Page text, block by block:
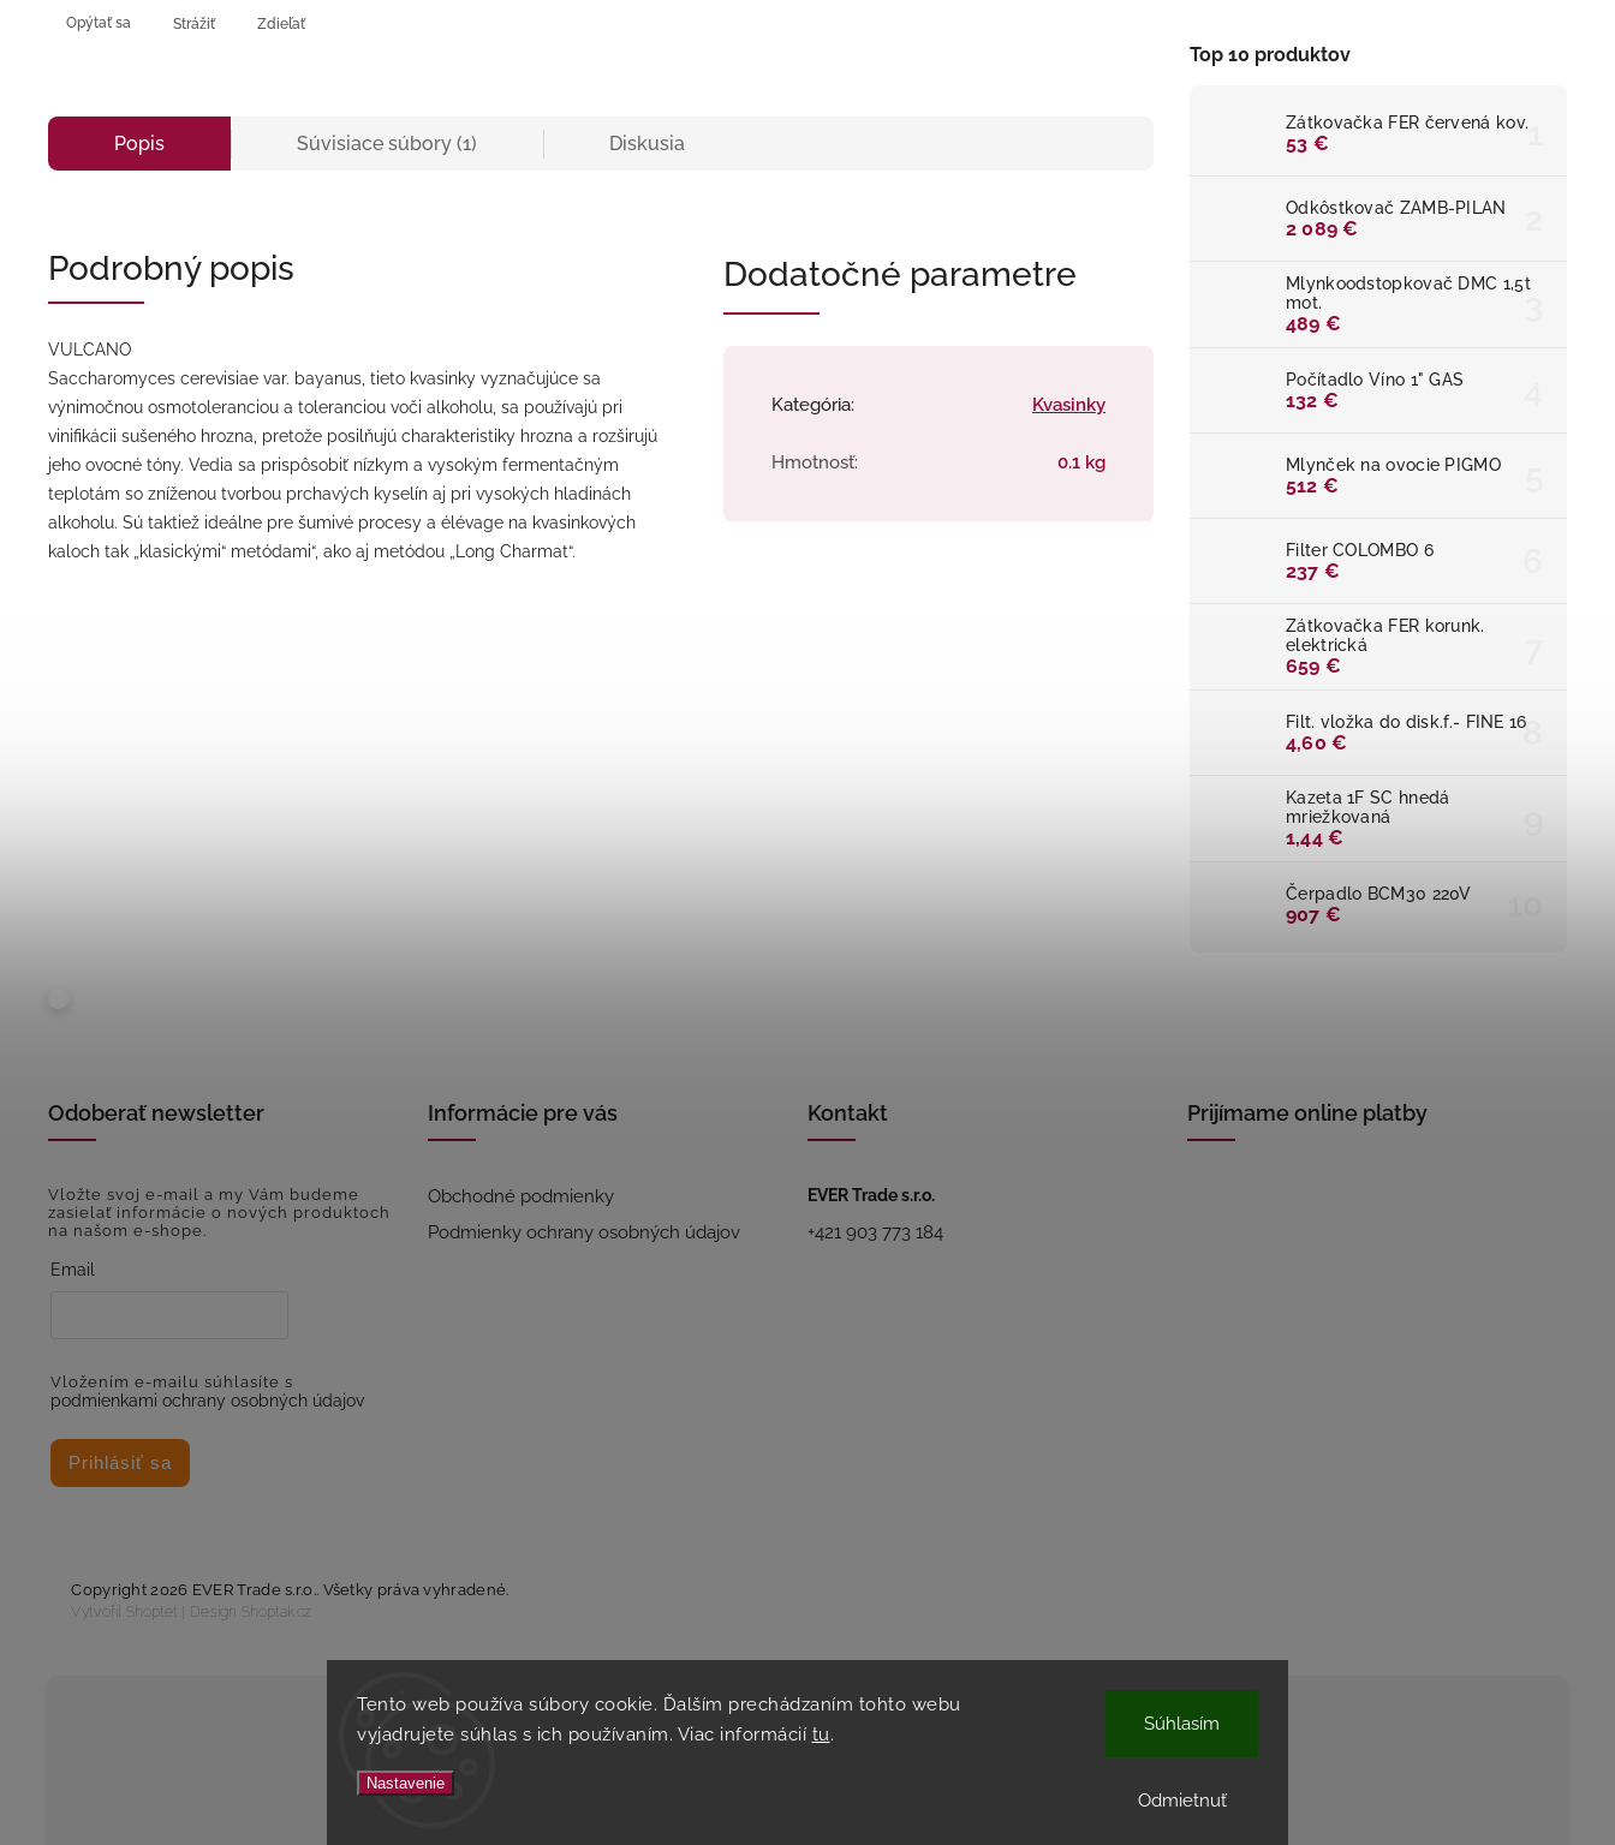
Tento web používa súbory cookie. Ďalším prechádzaním tohto webu
vyjadrujete súhlas s ich používaním. Viac informácií tu.
Nastavenie
Odmietnuť
Súhlasím
Top 10 produktov
Zátkovačka FER červená kov.
53 €
Odkôstkovač ZAMB-PILAN
2 089 €
Mlynkoodstopkovač DMC 1,5t
mot.
489 €
Počítadlo Víno 1" GAS
132 €
Mlynček na ovocie PIGMO
512 €
Filter COLOMBO 6
237 €
Zátkovačka FER korunk.
elektrická
659 €
Filt. vložka do disk.f.- FINE 16
4,60 €
Kazeta 1F SC hnedá
mriežkovaná
1,44 €
Čerpadlo BCM30 220V
907 €
Opýtať sa Strážiť Zdieľať
Popis Súvisiace súbory (1) Diskusia
Podrobný popis
VULCANO
Saccharomyces cerevisiae var. bayanus, tieto kvasinky vyznačujúce sa
výnimočnou osmotoleranciou a toleranciou voči alkoholu, sa používajú pri
vinifikácii sušeného hrozna, pretože posilňujú charakteristiky hrozna a rozširujú
jeho ovocné tóny. Vedia sa prispôsobiť nízkym a vysokým fermentačným
teplotám so zníženou tvorbou prchavých kyselín aj pri vysokých hladinách
alkoholu. Sú taktiež ideálne pre šumivé procesy a élévage na kvasinkových
kaloch tak „klasickými“ metódami“, ako aj metódou „Long Charmat“.
Dodatočné parametre
Kategória: Kvasinky
Hmotnosť: 0.1 kg
Odoberať newsletter
Vložte svoj e-mail a my Vám budeme
zasielať informácie o nových produktoch
na našom e-shope.
Email
Vložením e-mailu súhlasíte s
podmienkami ochrany osobných údajov
Prihlásiť sa
Informácie pre vás
Obchodné podmienky
Podmienky ochrany osobných údajov
Kontakt
EVER Trade s.r.o.
+421 903 773 184
Prijímame online platby
Copyright 2026 EVER Trade s.r.o.. Všetky práva vyhradené.
Vytvořil Shoptet | Design Shoptak.cz
Tento eshop vznikol na základe spolupráce s Kvalitnyeshop.sk.